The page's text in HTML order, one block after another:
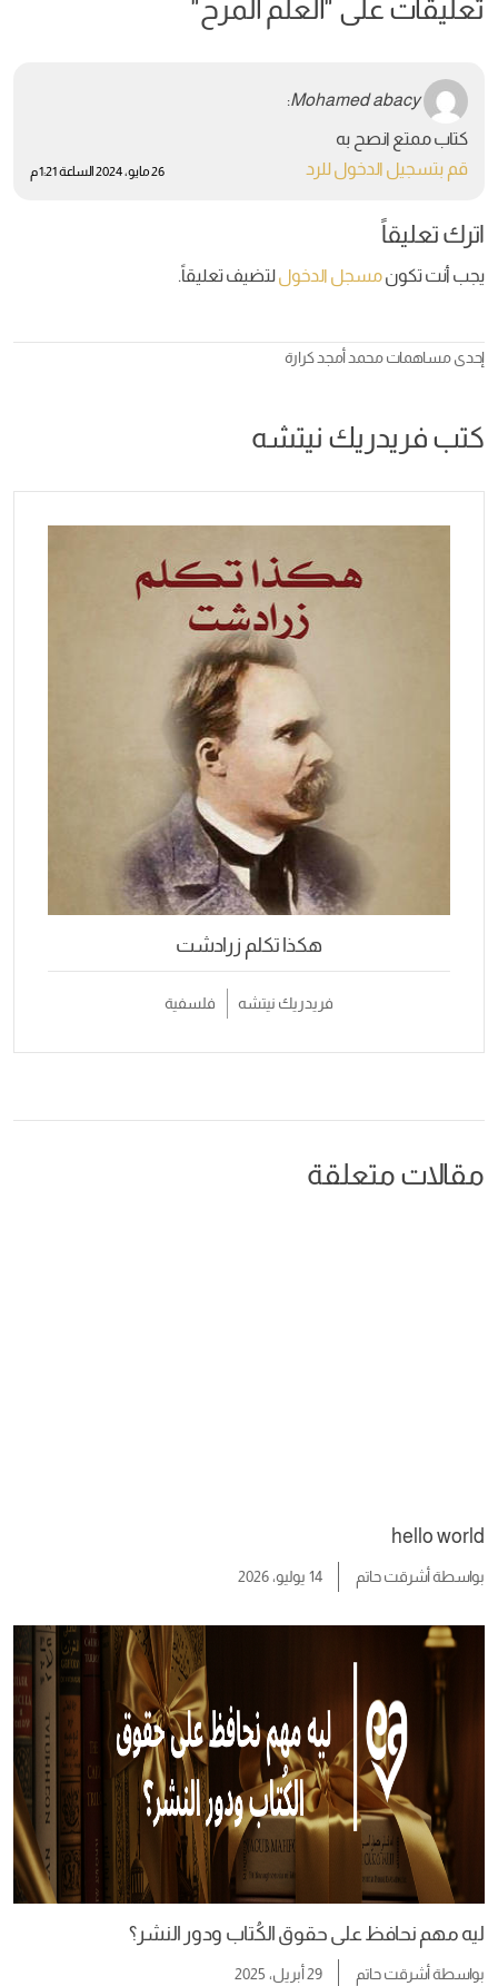
تعليقات على "العلم المرح "
Mohamed abacy
:
26 مايو، 2024 الساعة 1:21 م
كتاب ممتع انصح به
قم بتسجيل الدخول للرد
اترك تعليقاً
يجب أنت تكونمسجل الدخوللتضيف تعليقاً.
إحدى مساهماتمحمد أمجد كرارة
كتب فريدريك نيتشه
هكذا تكلم زرادشت
فريدريك نيتشه فلسفية
مقالات متعلقة
hello world
بواسطةأشرقت حاتم 14 يوليو، 2026
ليه مهم نحافظ على حقوق الكُتاب ودور النشر؟
بواسطةأشرقت حاتم 29 أبريل، 2025